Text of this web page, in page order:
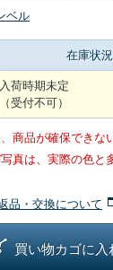
ベル
在庫状況
入荷時期未定
（受付不可）
商品が確保できな
真は、実際の色と
品・交換について
買い物カゴに入